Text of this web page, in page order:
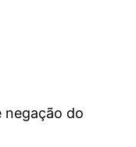
negação do